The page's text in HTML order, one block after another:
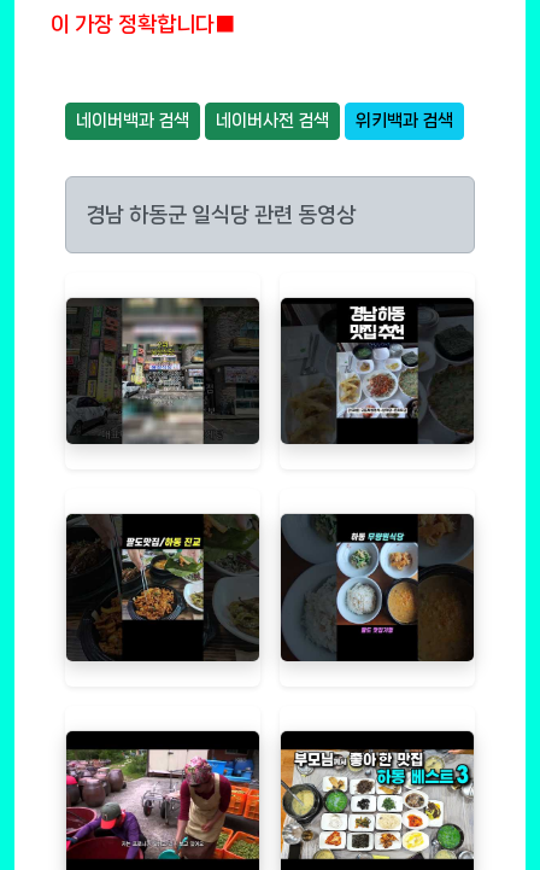
이 가장 정확합니다■
네이버백과 검색 네이버사전 검색 위키백과 검색
경남 하동군 일식당 관련 동영상